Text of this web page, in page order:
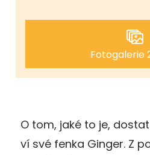
Fotogalerie
O tom, jaké to je,
ví své fenka Ginger. Z